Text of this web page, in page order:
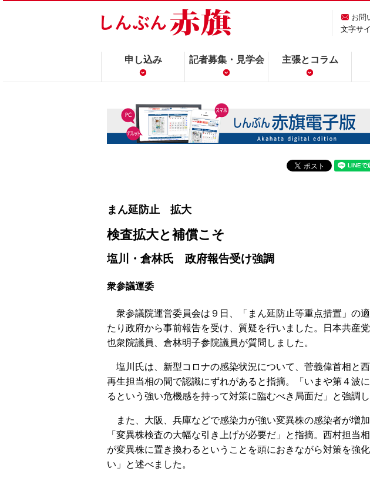
お問
文字サ
申し込み 記者募集・見学会 主張とコラム
まん延防止 拡大
検査拡大と補償こそ
塩川・倉林氏 政府報告受け強調
衆参議運委
衆参議院運営委員会は９日、「まん延防止等重点措置」の
たり政府から事前報告を受け、質疑を行いました。日本共産
也衆院議員、倉林明子参院議員が質問しました。
塩川氏は、新型コロナの感染状況について、菅義偉首相と
再生担当相の間で認識にずれがあると指摘。「いまや第４波
るという強い危機感を持って対策に臨むべき局面だ」と強調し
また、大阪、兵庫などで感染力が強い変異株の感染者が増加
「変異株検査の大幅な引き上げが必要だ」と指摘。西村担当
が変異株に置き換わるということを頭におきながら対策を強
い」と述べました。